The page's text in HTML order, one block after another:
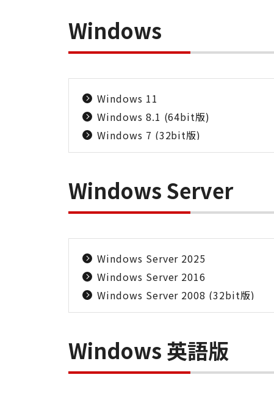
Windows
Windows 11
Windows 8.1 (64bit版)
Windows 7 (32bit版)
Windows Server
Windows Server 2025
Windows Server 2016
Windows Server 2008 (32bit版)
Windows 英語版